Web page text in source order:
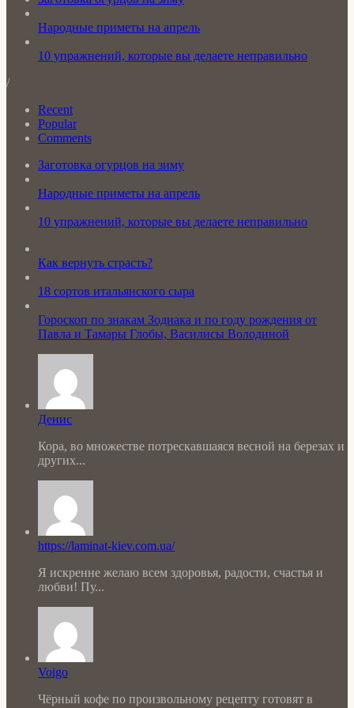
Народные приметы на апрель
10 упражнений, которые вы делаете неправильно
/
Recent
Popular
Comments
Заготовка огурцов на зиму
Народные приметы на апрель
10 упражнений, которые вы делаете неправильно
Как вернуть страсть?
18 сортов итальянского сыра
Гороскоп по знакам Зодиака и по году рождения от
Павла и Тамары Глобы, Василисы Володиной
Денис
Кора, во множестве потрескавшаяся весной на березах и
других...
https://laminat-kiev.com.ua/
Я искренне желаю всем здоровья, радости, счастья и
любви! Пу...
Voigo
Чёрный кофе по произвольному рецепту готовят в